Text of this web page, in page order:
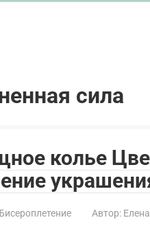
сила
колье
Бисероплетение Автор: